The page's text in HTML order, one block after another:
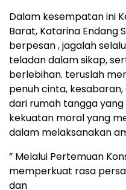
Dalam kesempatan ini
Barat, Katarina Endang
berpesan , jagalah
teladan dalam sikap,
berlebihan. teruslah
penuh cinta,
dari rumah tangga
kekuatan moral yang
dalam melaksanakan
” Melalui Pertemuan
memperkuat rasa
dan